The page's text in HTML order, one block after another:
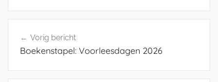
navigatie
Vorig bericht
Boekenstapel: Voorleesdagen 2026